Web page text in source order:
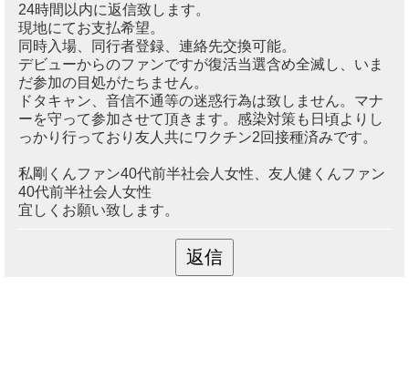
24時間以内に返信致します。
現地にてお支払希望。
同時入場、同行者登録、連絡先交換可能。
デビューからのファンですが復活当選含め全滅し、いま
だ参加の目処がたちません。
ドタキャン、音信不通等の迷惑行為は致しません。マナ
ーを守って参加させて頂きます。感染対策も日頃よりし
っかり行っており友人共にワクチン2回接種済みです。
私剛くんファン40代前半社会人女性、友人健くんファン
40代前半社会人女性
宜しくお願い致します。